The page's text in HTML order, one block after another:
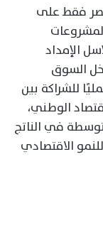
فقط على
الإمداد
السوق
للشراكة بين
الوطني،
في الناتج
الاقتصادي